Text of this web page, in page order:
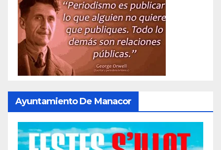
Ayuntamiento De Manacor